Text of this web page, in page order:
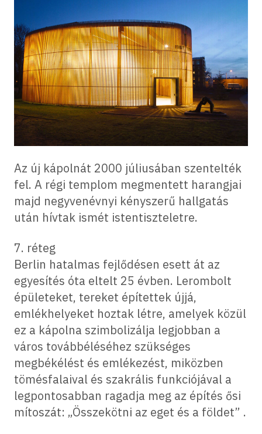
Az új kápolnát 2000 júliusában szentelték
fel. A régi templom megmentett harangjai
majd negyvenévnyi kényszerű hallgatás
után hívtak ismét istentiszteletre.
7. réteg
Berlin hatalmas fejlődésen esett át az
egyesítés óta eltelt 25 évben. Lerombolt
épületeket, tereket építettek újjá,
emlékhelyeket hoztak létre, amelyek közül
ez a kápolna szimbolizálja legjobban a
város továbbéléséhez szükséges
megbékélést és emlékezést, miközben
tömésfalaival és szakrális funkciójával a
legpontosabban ragadja meg az építés ősi
mítoszát: „Összekötni az eget és a földet” .